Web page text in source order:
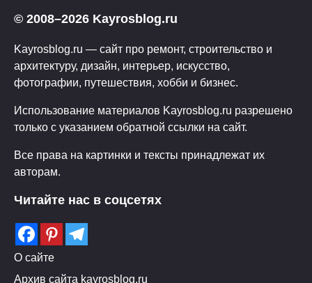
© 2008–2026 Kayrosblog.ru
Kayrosblog.ru — сайт про ремонт, строительство и
архитектуру, дизайн, интерьер, искусство,
фотографии, путешествия, хобби и бизнес.
Использование материалов Kayrosblog.ru разрешено
только с указанием обратной ссылки на сайт.
Все права на картинки и тексты принадлежат их
авторам.
Читайте нас в соцсетях
О сайте
Архив сайта kayrosblog.ru